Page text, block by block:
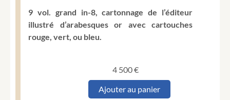
9 vol. grand in-8, cartonnage de l’éditeur
illustré d’arabesques or avec cartouches
rouge, vert, ou bleu.
4 500€
quantitéAjouter au panier